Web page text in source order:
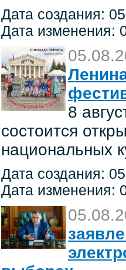
Дата создания:
Дата изменения:
8
состоится
национальных
Дата создания:
Дата изменения: